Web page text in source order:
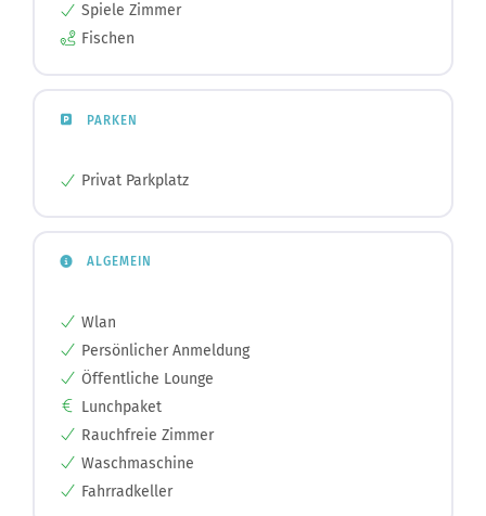
Spiele Zimmer
Fischen
PARKEN
Privat Parkplatz
ALGEMEIN
Wlan
Persönlicher Anmeldung
Öffentliche Lounge
Lunchpaket
Rauchfreie Zimmer
Waschmaschine
Fahrradkeller